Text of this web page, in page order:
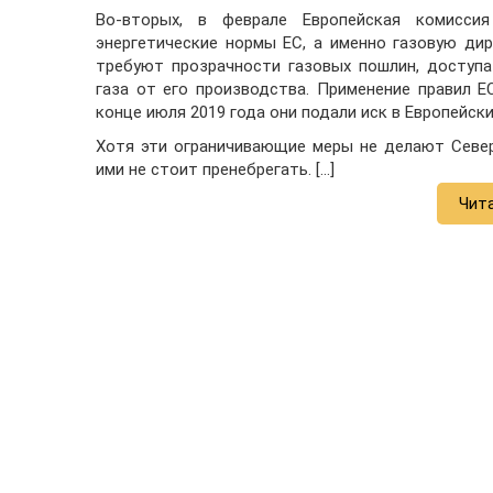
Во-вторых, в феврале Европейская
энергетические нормы ЕС, а именно газовую
требуют прозрачности газовых пошлин,
газа от его производства. Применение правил
конце июля 2019 года они подали иск в
Хотя эти ограничивающие меры не делают
ими не стоит пренебрегать. […]